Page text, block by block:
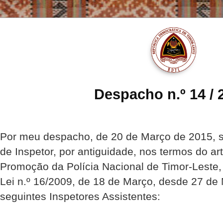
Despacho n.º 14 /
Por meu despacho, de 20 de Março de 2015,
de Inspetor, por antiguidade, nos termos do
Promoção da Polícia Nacional de Timor-
Lei n.º 16/2009, de 18 de Março, desde 27 de
seguintes Inspetores Assistentes: